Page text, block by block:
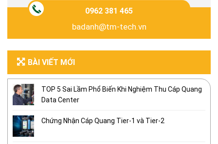
0962 381 465
badanh@tm-tech.vn
BÀI VIẾT MỚI
TOP 5 Sai Lầm Phổ Biến Khi Nghiệm Thu Cáp Quang
Data Center
Chứng Nhận Cáp Quang Tier-1 và Tier-2